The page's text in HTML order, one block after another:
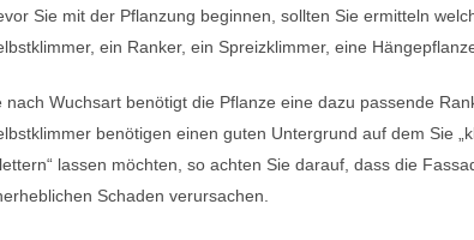
Sie mit der Pflanzung beginnen, sollten Sie ermitteln
ein Ranker, ein Spreizklimmer, eine
nach Wuchsart benötigt die Pflanze eine dazu passende
benötigen einen guten Untergrund auf dem Sie
lassen möchten, so achten Sie darauf, dass die
Schaden verursachen.